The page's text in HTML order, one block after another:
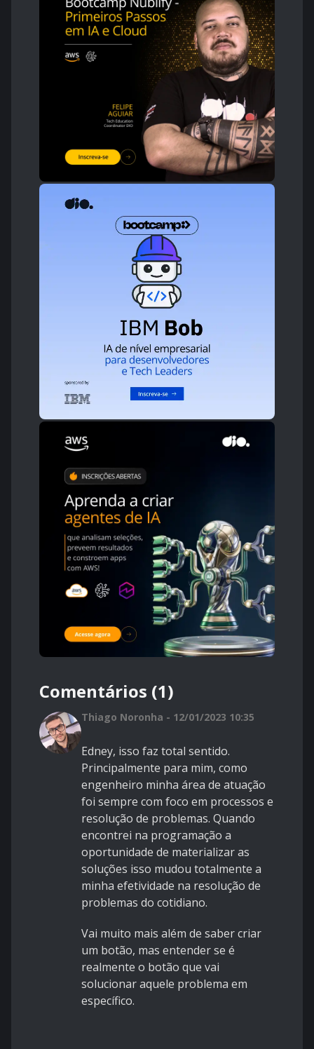
Comentários (1)
Thiago Noronha - 12/01/2023 10:35
Edney, isso faz total sentido.
Principalmente para mim, como
engenheiro minha área de atuação
foi sempre com foco em processos e
resolução de problemas. Quando
encontrei na programação a
oportunidade de materializar as
soluções isso mudou totalmente a
minha efetividade na resolução de
problemas do cotidiano.
Vai muito mais além de saber criar
um botão, mas entender se é
realmente o botão que vai
solucionar aquele problema em
específico.